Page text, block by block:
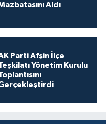
Aldı
Parti Afşin İlçe
Yönetim Kurulu